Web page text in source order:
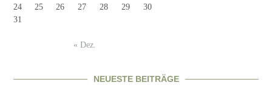
24
25 26 27 28 29
30
31
« Dez.
NEUESTE BEITRÄGE